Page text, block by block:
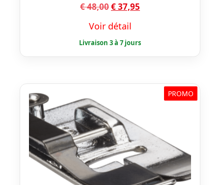
€48,00Le
initial
était :
€ 48,00.
€37,95
est :
€ 37,95.
Voir détail
PROMO